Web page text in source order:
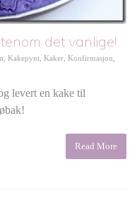
det vanlige!
Kakepynt Kaker Konfirmasjon
levert en kake til
Read More